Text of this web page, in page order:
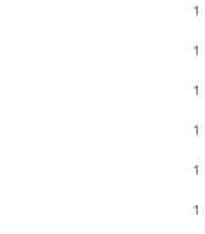
1
1
1
1
1
1